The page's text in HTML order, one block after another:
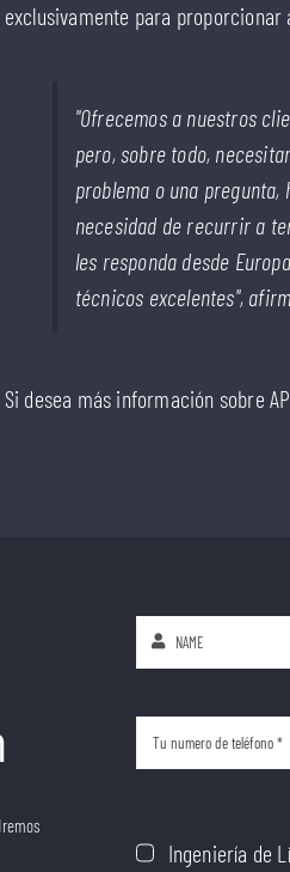
exclusivamente para
"Ofrecemos a nuestros
pero, sobre todo,
problema o una
necesidad de recurrir a
les responda desde
técnicos excelentes",
Si desea más información sobre
Ingeniería de